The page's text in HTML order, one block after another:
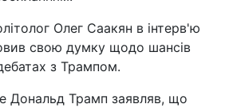
Олег Саакян в інтерв'ю
свою думку щодо шансів
з Трампом.
Дональд Трамп заявляв, що